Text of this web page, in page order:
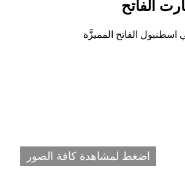
الفاتح
اضغط لمشاهدة كافة الصور